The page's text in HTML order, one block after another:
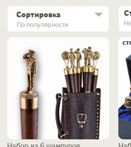
По популярности
Сортировка